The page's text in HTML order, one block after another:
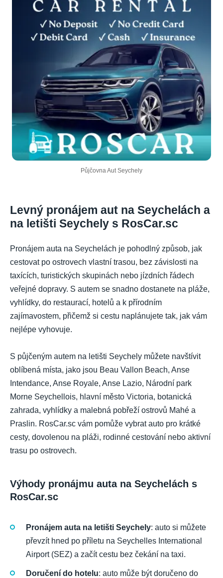
Půjčovna Aut Seychely
Levný pronájem aut na Seychelách a
na letišti Seychely s RosCar.sc
Pronájem auta na Seychelách je pohodlný způsob, jak
cestovat po ostrovech vlastní trasou, bez závislosti na
taxících, turistických skupinách nebo jízdních řádech
veřejné dopravy. S autem se snadno dostanete na pláže,
vyhlídky, do restaurací, hotelů a k přírodním
zajímavostem, přičemž si cestu naplánujete tak, jak vám
nejlépe vyhovuje.
S půjčeným autem na letišti Seychely můžete navštívit
oblíbená místa, jako jsou Beau Vallon Beach, Anse
Intendance, Anse Royale, Anse Lazio, Národní park
Morne Seychellois, hlavní město Victoria, botanická
zahrada, vyhlídky a malebná pobřeží ostrovů Mahé a
Praslin. RosCar.sc vám pomůže vybrat auto pro krátké
cesty, dovolenou na pláži, rodinné cestování nebo aktivní
trasu po ostrovech.
Výhody pronájmu auta na Seychelách s
RosCar.sc
Pronájem auta na letišti Seychely: auto si můžete
převzít hned po příletu na Seychelles International
Airport (SEZ) a začít cestu bez čekání na taxi.
Doručení do hotelu: auto může být doručeno do